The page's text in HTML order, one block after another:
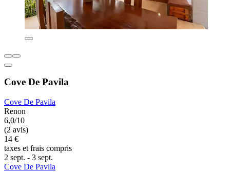
Cove De Pavila
Cove De Pavila
Renon
6,0/10
(2 avis)
14 €
taxes et frais compris
2 sept. - 3 sept.
Cove De Pavila